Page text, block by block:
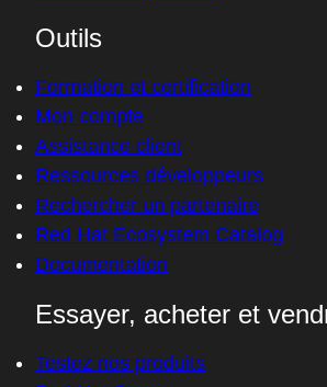
Outils
Formation et certification
Mon compte
Assistance client
Ressources développeurs
Rechercher un partenaire
Red Hat Ecosystem Catalog
Documentation
Essayer, acheter et
Testez nos produits